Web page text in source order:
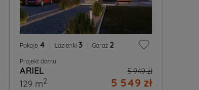
Pokoje 4 Łazienki 3 Garaż 2
Projekt domu
ARIEL 5 949 zł
5 549 zł
129 m2